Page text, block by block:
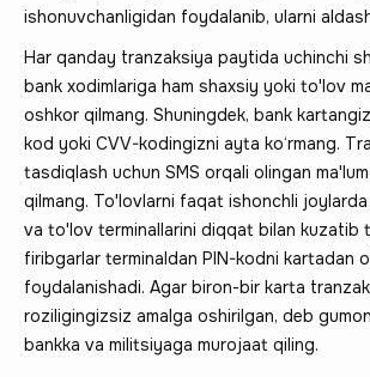
ishonuvchanligidan foydalanib, ularni
Har qanday tranzaksiya paytida uchinchi
bank xodimlariga ham shaxsiy yoki to'lov
oshkor qilmang. Shuningdek, bank
kod yoki CVV-kodingizni ayta ko‘rmang.
tasdiqlash uchun SMS orqali olingan
qilmang. To'lovlarni faqat ishonchli
va to'lov terminallarini diqqat bilan kuzatib
firibgarlar terminaldan PIN-kodni kartadan
foydalanishadi. Agar biron-bir karta
roziligingizsiz amalga oshirilgan, deb
bankka va militsiyaga murojaat qiling.